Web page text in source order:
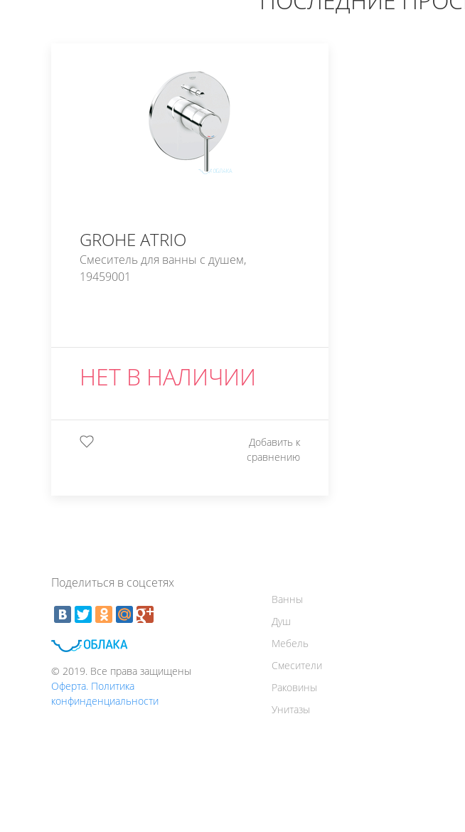
GROHE ATRIO
Смеситель для ванны с душем,
19459001
НЕТ В НАЛИЧИИ
Добавить к
сравнению
Поделиться в соцсетях
© 2019. Все права защищены
Оферта. Политика
конфинденциальности
Ванны
Душ
Мебель
Смесители
Раковины
Унитазы